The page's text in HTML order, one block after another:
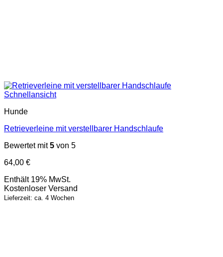
Schnellansicht
Hunde
Retrieverleine mit verstellbarer Handschlaufe
Bewertet mit5 von 5
64,00 €
Enthält 19% MwSt.
Kostenloser Versand
Lieferzeit: ca. 4 Wochen